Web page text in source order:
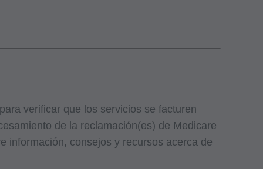
verificar que los servicios se facturen
de la reclamación(es) de Medicare
información, consejos y recursos acerca de